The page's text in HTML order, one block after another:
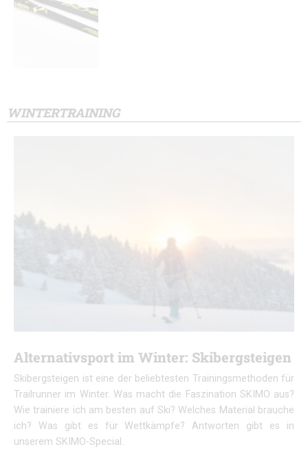
WINTERTRAINING
Alternativsport im Winter: Skibergsteigen
Skibergsteigen ist eine der beliebtesten Trainingsmethoden für
Trailrunner im Winter. Was macht die Faszination SKIMO aus?
Wie trainiere ich am besten auf Ski? Welches Material brauche
ich? Was gibt es für Wettkämpfe? Antworten gibt es in
unserem SKIMO-Special..